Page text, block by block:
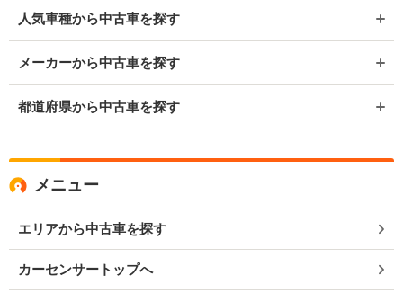
人気車種から中古車を探す
メーカーから中古車を探す
都道府県から中古車を探す
メニュー
エリアから中古車を探す
カーセンサートップへ